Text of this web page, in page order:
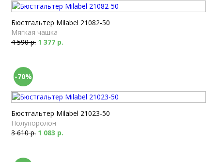
Бюстгальтер Milabel 21082-50
Мягкая чашка
4 590 р. 1 377 р.
-70%
Бюстгальтер Milabel 21023-50
Полупоролон
3 610 р. 1 083 р.